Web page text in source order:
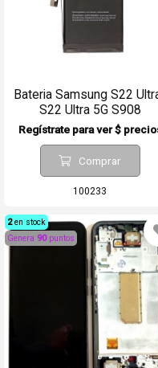
Bateria Samsung S22
S22 Ultra 5G S908
Regístrate para ver $
Comprar
100233
2en stock
Genera 90puntos